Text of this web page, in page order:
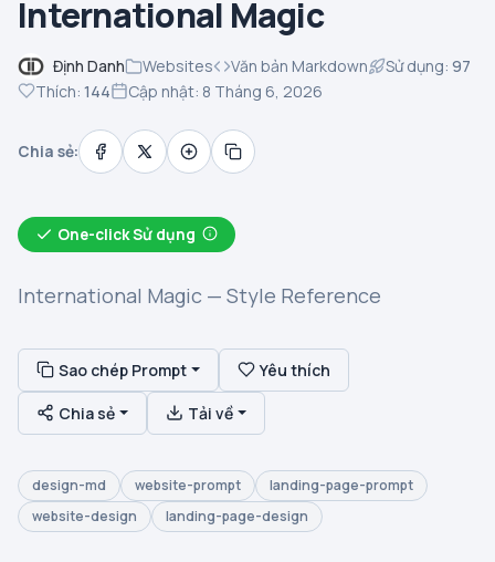
International Magic
Định Danh Websites Văn bản Markdown Sử dụng: 97
Thích: 144 Cập nhật: 8 Tháng 6, 2026
Chia sẻ:
One-click Sử dụng
International Magic — Style Reference
Sao chép Prompt Yêu thích
Chia sẻ Tải về
design-md website-prompt
landing-page-prompt
website-design
landing-page-design